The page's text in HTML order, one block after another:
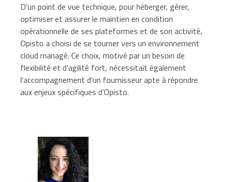
D’un point de vue technique, pour héberger, gérer,
optimiser et assurer le maintien en condition
opérationnelle de ses plateformes et de son activité,
Opisto a choisi de se tourner vers un environnement
cloud managé. Ce choix, motivé par un besoin de
flexibilité et d’agilité fort, nécessitait également
l’accompagnement d’un fournisseur apte à répondre
aux enjeux spécifiques d’Opisto.